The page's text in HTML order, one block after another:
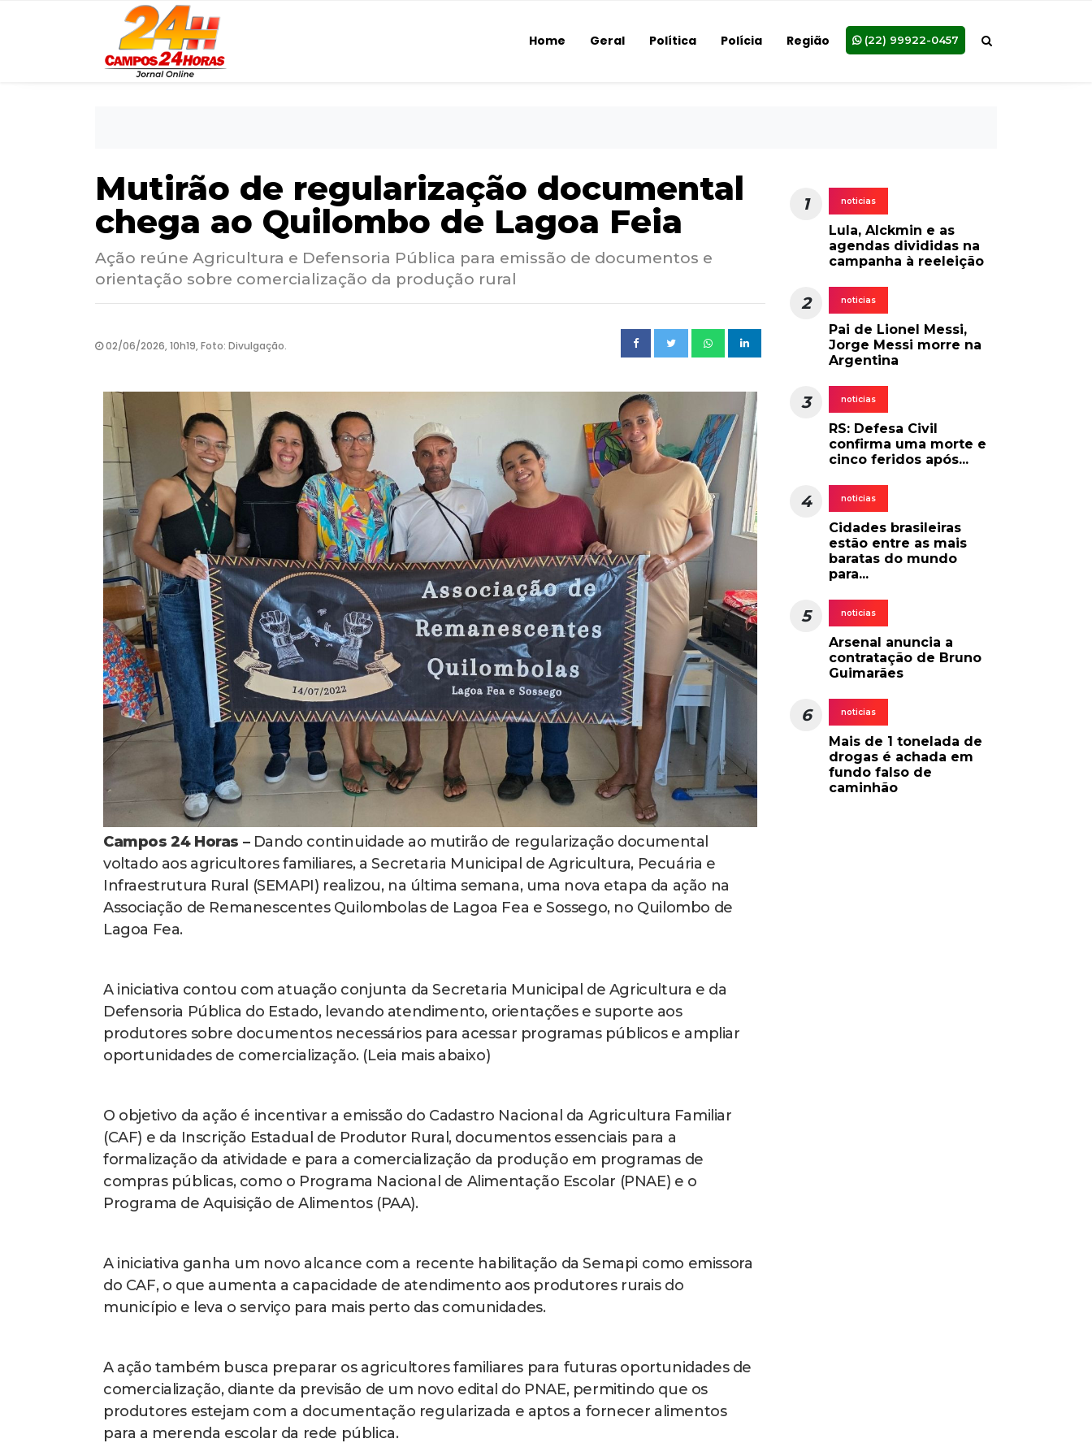
Home Geral Política Polícia Região (22) 99922-0457
Mutirão de regularização documental
chega ao Quilombo de Lagoa Feia
Ação reúne Agricultura e Defensoria Pública para emissão de documentos e
orientação sobre comercialização da produção rural
02/06/2026, 10h19, Foto: Divulgação.
Campos 24 Horas –Dando continuidade ao mutirão de regularização documental
voltado aos agricultores familiares, a Secretaria Municipal de Agricultura, Pecuária e
Infraestrutura Rural (SEMAPI) realizou, na última semana, uma nova etapa da ação na
Associação de Remanescentes Quilombolas de Lagoa Fea e Sossego, no Quilombo de
Lagoa Fea.
A iniciativa contou com atuação conjunta da Secretaria Municipal de Agricultura e da
Defensoria Pública do Estado, levando atendimento, orientações e suporte aos
produtores sobre documentos necessários para acessar programas públicos e ampliar
oportunidades de comercialização. (Leia mais abaixo)
O objetivo da ação é incentivar a emissão do Cadastro Nacional da Agricultura Familiar
(CAF) e da Inscrição Estadual de Produtor Rural, documentos essenciais para a
formalização da atividade e para a comercialização da produção em programas de
compras públicas, como o Programa Nacional de Alimentação Escolar (PNAE) e o
Programa de Aquisição de Alimentos (PAA).
A iniciativa ganha um novo alcance com a recente habilitação da Semapi como emissora
do CAF, o que aumenta a capacidade de atendimento aos produtores rurais do
município e leva o serviço para mais perto das comunidades.
A ação também busca preparar os agricultores familiares para futuras oportunidades de
comercialização, diante da previsão de um novo edital do PNAE, permitindo que os
produtores estejam com a documentação regularizada e aptos a fornecer alimentos
para a merenda escolar da rede pública.
1 noticias
Lula, Alckmin e as
agendas divididas na
campanha à reeleição
2 noticias
Pai de Lionel Messi,
Jorge Messi morre na
Argentina
3 noticias
RS: Defesa Civil
confirma uma morte e
cinco feridos após...
4 noticias
Cidades brasileiras
estão entre as mais
baratas do mundo
para...
5 noticias
Arsenal anuncia a
contratação de Bruno
Guimarães
6 noticias
Mais de 1 tonelada de
drogas é achada em
fundo falso de
caminhão